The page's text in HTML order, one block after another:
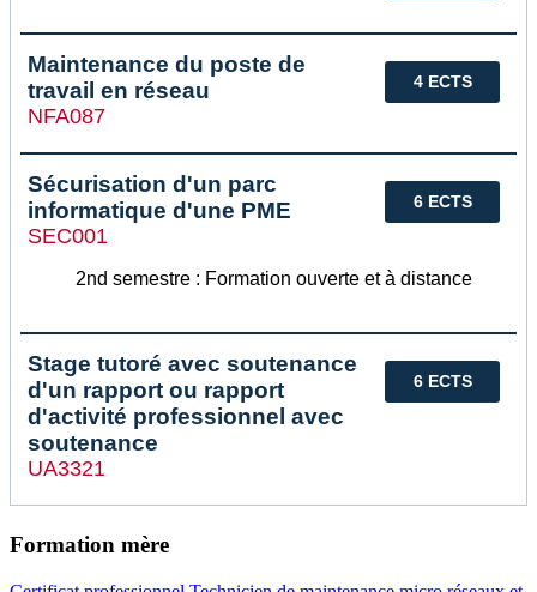
4 ECTS
Maintenance du poste de
travail en réseau
NFA087
6 ECTS
Sécurisation d'un parc
informatique d'une PME
SEC001
2nd semestre : Formation ouverte et à distance
6 ECTS
Stage tutoré avec soutenance
d'un rapport ou rapport
d'activité professionnel avec
soutenance
UA3321
Formation mère